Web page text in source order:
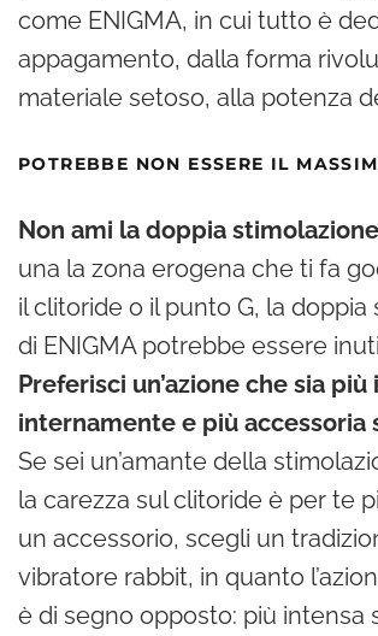
come ENIGMA, in cui tutto è
appagamento, dalla forma
materiale setoso, alla potenza
POTREBBE NON ESSERE IL
Non ami la doppia
una la zona erogena che ti fa
il clitoride o il punto G, la doppia
di ENIGMA potrebbe essere
Preferisci un’azione che sia più
internamente e più accessoria
Se sei un’amante della
la carezza sul clitoride è per te
un accessorio, scegli un
vibratore rabbit, in quanto
è di segno opposto: più intensa